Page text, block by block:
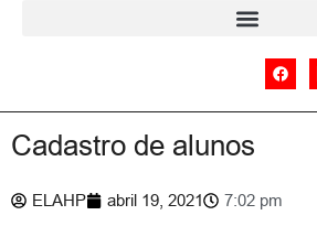
Cadastro de alunos
ELAHP abril 19, 2021 7:02 pm